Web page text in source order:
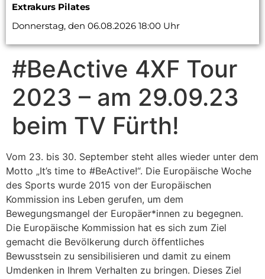
Extrakurs Pilates
Donnerstag, den 06.08.2026 18:00 Uhr
#BeActive 4XF Tour
2023 – am 29.09.23
beim TV Fürth!
Vom 23. bis 30. September steht alles wieder unter dem
Motto „It’s time to #BeActive!“. Die Europäische Woche
des Sports wurde 2015 von der Europäischen
Kommission ins Leben gerufen, um dem
Bewegungsmangel der Europäer*innen zu begegnen.
Die Europäische Kommission hat es sich zum Ziel
gemacht die Bevölkerung durch öffentliches
Bewusstsein zu sensibilisieren und damit zu einem
Umdenken in Ihrem Verhalten zu bringen. Dieses Ziel